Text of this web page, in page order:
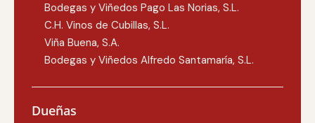
Bodegas y Viñedos Pago Las Norias, S.L.
C.H. Vinos de Cubillas, S.L.
Viña Buena, S.A.
Bodegas y Viñedos Alfredo Santamaría, S.L.
Dueñas